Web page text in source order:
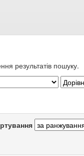
результатів пошуку.